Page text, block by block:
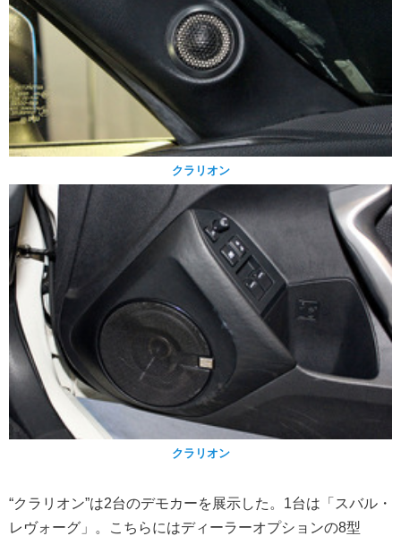
クラリオン
クラリオン
“クラリオン”は2台のデモカーを展示した。1台は「スバル・
レヴォーグ」。こちらにはディーラーオプションの8型